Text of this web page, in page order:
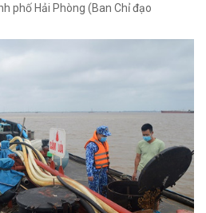
phố Hải Phòng (Ban Chỉ đạo